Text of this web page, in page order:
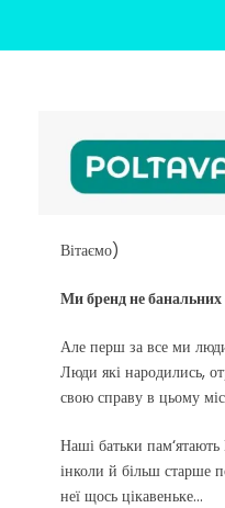
Вітаємо)
Ми бренд не банальних
Але перш за все ми
Люди які народились,
свою справу в цьому
Наші батьки
інколи й більш старше
неї щось цікавеньке...